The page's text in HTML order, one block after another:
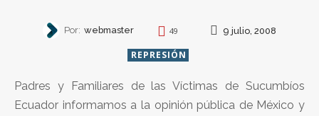
Por: webmaster 49 9 julio, 2008
REPRESIÓN
Padres y Familiares de las Víctimas de Sucumbíos
Ecuador informamos a la opinión pública de México y